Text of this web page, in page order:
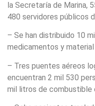
la Secretaría de Marina,
480 servidores públicos
– Se han distribuido 10
medicamentos y
– Tres puentes aéreos
encuentran 2 mil 530
mil litros de combustible